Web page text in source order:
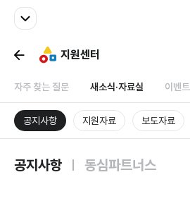
패밀리사이트
지원센터
자주 찾는 질문 새소식·자료실 이벤트
공지사항 지원자료 보도자료
공지사항 동심파트너스